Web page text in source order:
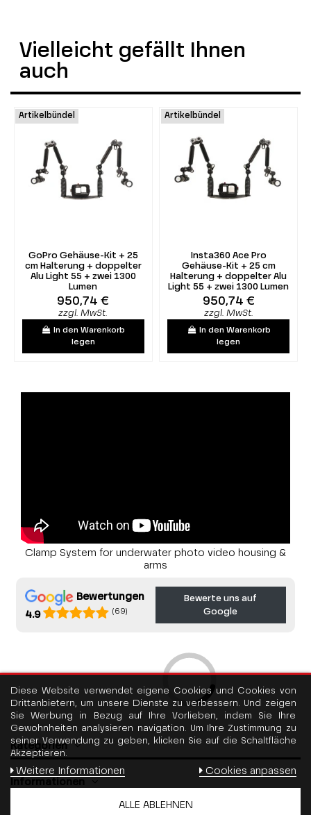
Vielleicht gefällt Ihnen
auch
Artikelbündel
GoPro Gehäuse-Kit + 25
cm Halterung + doppelter
Alu Light 55 + zwei 1300
Lumen
950,74 €
zzgl. MwSt.
In den Warenkorb
legen
Artikelbündel
Insta360 Ace Pro
Gehäuse-Kit + 25 cm
Halterung + doppelter Alu
Light 55 + zwei 1300 Lumen
950,74 €
zzgl. MwSt.
In den Warenkorb
legen
Clamp System for underwater photo video housing &
arms
Bewertungen
4.9
(69)
Bewerte uns auf
Google
Kategorien
Informationen
Diese Website verwendet eigene Cookies und Cookies von
Drittanbietern, um unsere Dienste zu verbessern. Und zeigen
Sie Werbung in Bezug auf Ihre Vorlieben, indem Sie Ihre
Gewohnheiten analysieren navigation. Um Ihre Zustimmung zu
seiner Verwendung zu geben, klicken Sie auf die Schaltfläche
Akzeptieren.
Weitere Informationen Cookies anpassen
ALLE ABLEHNEN